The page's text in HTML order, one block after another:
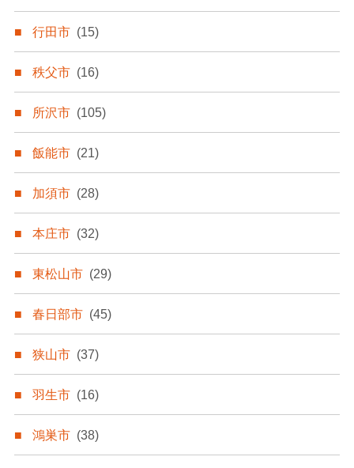
行田市 (15)
秩父市 (16)
所沢市 (105)
飯能市 (21)
加須市 (28)
本庄市 (32)
東松山市 (29)
春日部市 (45)
狭山市 (37)
羽生市 (16)
鴻巣市 (38)